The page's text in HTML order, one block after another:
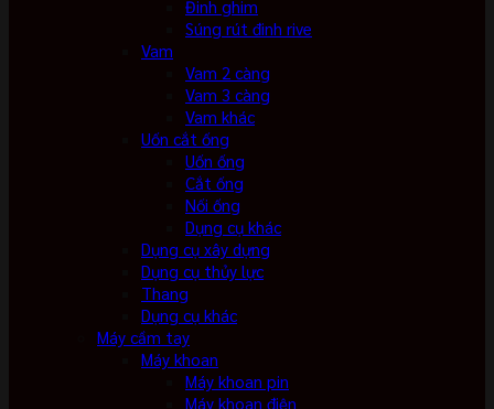
Đinh ghim
Súng rút đinh rive
Vam
Vam 2 càng
Vam 3 càng
Vam khác
Uốn cắt ống
Uốn ống
Cắt ống
Nối ống
Dụng cụ khác
Dụng cụ xây dựng
Dụng cụ thủy lực
Thang
Dụng cụ khác
Máy cầm tay
Máy khoan
Máy khoan pin
Máy khoan điện